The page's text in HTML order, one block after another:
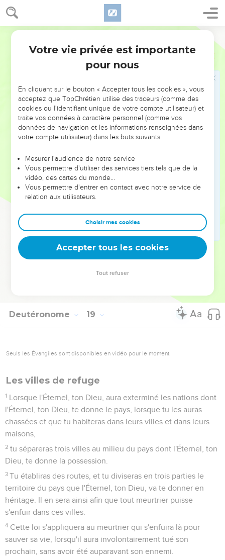
Deutéronome 18
et les devins ; mais à toi, l'Éternel, ton Dieu, ne le permet
pas.
L'Éternel, ton Dieu, te suscitera du milieu de toi, d'entre
Il répondra ainsi à la demande que tu fis à l'Éternel, ton
Dieu, à Horeb, le jour de l'assemblée, quand tu disais : Que
je n'entende plus la voix de l'Éternel, mon Dieu, et que je ne
voie plus ce grand feu, afin de ne pas mourir.
L'Éternel me dit : Ce qu'il ont dit est bien.
Je leur susciterai du milieu de leurs frères un prophète
comme toi, je mettrai mes paroles dans sa bouche, et il leur
Et si quelqu'un n'écoute pas mes paroles qu'il dira en mon
nom, c'est moi qui lui en demanderai compte.
Mais le prophète qui aura l'audace de dire en mon nom
une parole que je ne lui aurai point commandé de dire, ou
qui parlera au nom d'autres dieux, ce prophète-là sera puni
de mort.
Peut-être diras-tu dans ton coeur : Comment connaîtrons-
nous la parole que l'Éternel n'aura point dite ?
Quand ce que dira le prophète n'aura pas lieu et n'arrivera
par audace que le prophète l'aura dite : n'aie pas peur de lui.
Deutéronome 19
Seuls les Évangiles sont disponibles en vidéo pour le moment.
Les villes de refuge
1 Lorsque l'Éternel, ton Dieu, aura exterminé les nations dont
l'Éternel, ton Dieu, te donne le pays, lorsque tu les auras
chassées et que tu habiteras dans leurs villes et dans leurs
maisons,
2 tu sépareras trois villes au milieu du pays dont l'Éternel, ton
Dieu, te donne la possession.
3 Tu établiras des routes, et tu diviseras en trois parties le
territoire du pays que l'Éternel, ton Dieu, va te donner en
héritage. Il en sera ainsi afin que tout meurtrier puisse
s'enfuir dans ces villes.
4 Cette loi s'appliquera au meurtrier qui s'enfuira là pour
sauver sa vie, lorsqu'il aura involontairement tué son
prochain, sans avoir été auparavant son ennemi.
Votre vie privée est importante
pour nous
En cliquant sur le bouton « Accepter tous les cookies », vous
acceptez que TopChrétien utilise des traceurs (comme des
cookies ou l'identifiant unique de votre compte utilisateur) et
traite vos données à caractère personnel (comme vos
données de navigation et les informations renseignées dans
votre compte utilisateur) dans les buts suivants :
Mesurer l'audience de notre service
Vous permettre d'utiliser des services tiers tels que de la
vidéo, des cartes du monde…
Vous permettre d'entrer en contact avec notre service de
relation aux utilisateurs.
Choisir mes cookies
Accepter tous les cookies
Tout refuser